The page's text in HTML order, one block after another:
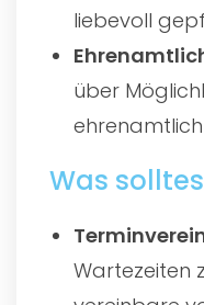
liebevoll
über
Was
Wartezeiten